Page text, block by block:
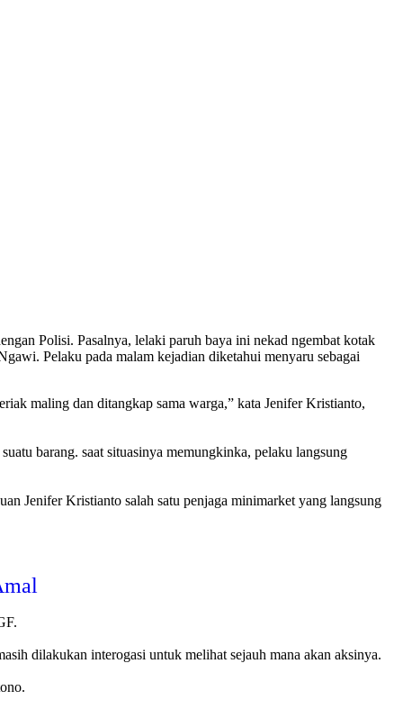
Polisi. Pasalnya, lelaki paruh baya ini nekad ngembat kotak
Pelaku pada malam kejadian diketahui menyaru sebagai
maling dan ditangkap sama warga,” kata Jenifer Kristianto,
barang. saat situasinya memungkinka, pelaku langsung
Jenifer Kristianto salah satu penjaga minimarket yang langsung
dilakukan interogasi untuk melihat sejauh mana akan aksinya.